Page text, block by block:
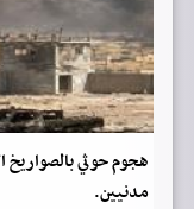
هجوم حوثي
مدنيين.